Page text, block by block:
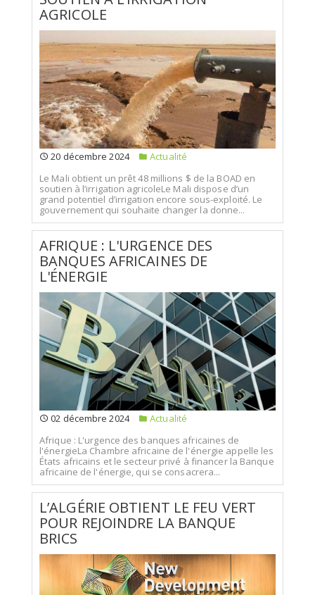
AGRICOLE
20 décembre 2024
Actualité
Le Mali obtient un prêt 48 millions $ de la BOAD en
soutien à l’irrigation agricoleLe Mali dispose d’un
grand potentiel d’irrigation encore sous-exploité. Le
gouvernement qui souhaite changer la donne...
AFRIQUE : L'URGENCE DES
BANQUES AFRICAINES DE
L'ÉNERGIE
02 décembre 2024
Actualité
Afrique : L'urgence des banques africaines de
l'énergieLa Chambre africaine de l'énergie appelle les
États africains et le secteur privé à financer la Banque
africaine de l'énergie, qui se consacrera...
L’ALGÉRIE OBTIENT LE FEU VERT
POUR REJOINDRE LA BANQUE
BRICS